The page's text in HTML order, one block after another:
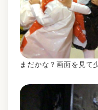
まだかな？画面を見て